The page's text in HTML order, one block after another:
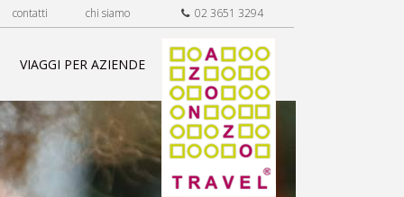
contatti chi siamo 02 3651 3294
VIAGGI PER AZIENDE